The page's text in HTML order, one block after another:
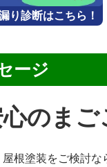
り診断はこちら！
ージ
のまご
根塗装をご検討な